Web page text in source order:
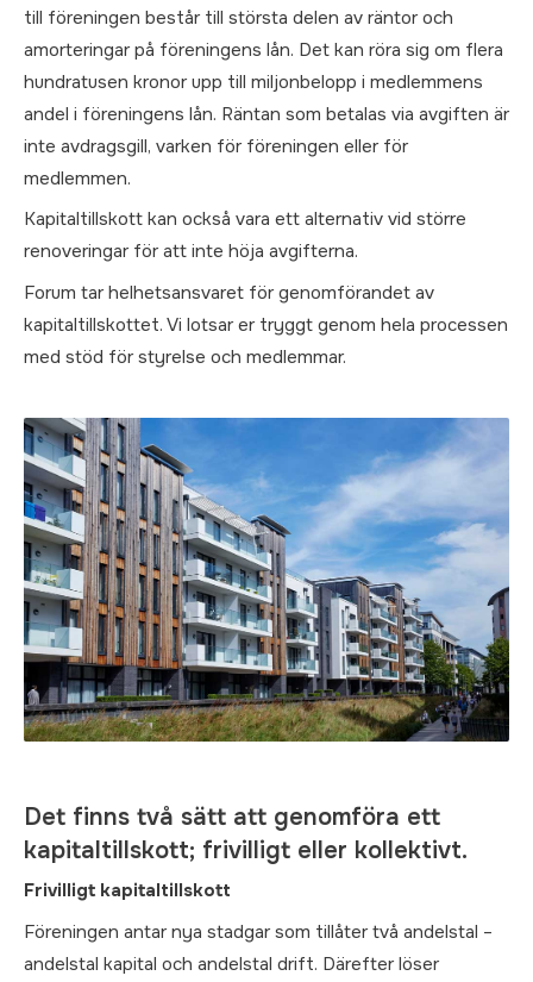
till föreningen består till största delen av räntor och
amorteringar på föreningens lån. Det kan röra sig om flera
hundratusen kronor upp till miljonbelopp i medlemmens
andel i föreningens lån. Räntan som betalas via avgiften är
inte avdragsgill, varken för föreningen eller för
medlemmen.
Kapitaltillskott kan också vara ett alternativ vid större
renoveringar för att inte höja avgifterna.
Forum tar helhetsansvaret för genomförandet av
kapitaltillskottet. Vi lotsar er tryggt genom hela processen
med stöd för styrelse och medlemmar.
Det finns två sätt att genomföra ett
kapitaltillskott; frivilligt eller kollektivt.
Frivilligt kapitaltillskott
Föreningen antar nya stadgar som tillåter två andelstal –
andelstal kapital och andelstal drift. Därefter löser